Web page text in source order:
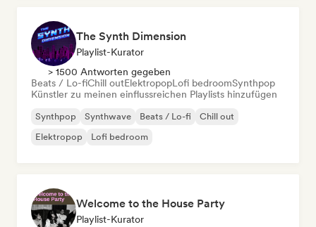
The Synth Dimension
Playlist-Kurator
> 1500 Antworten gegeben
Beats / Lo-fiChill outElektropopLofi bedroomSynthpop
Künstler zu meinen einflussreichen Playlists hinzufügen
Synthpop Synthwave Beats / Lo-fi
Chill out
Elektropop
Lofi bedroom
Welcome to the House Party
Playlist-Kurator